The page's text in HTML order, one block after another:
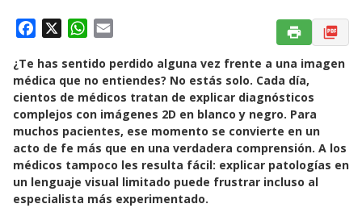
c
e
b
o
o
k
W
a
t
s
A
p
p
a
i
l
¿Te has sentido perdido alguna vez frente a una imagen
médica que no entiendes? No estás solo. Cada día,
cientos de médicos tratan de explicar diagnósticos
complejos con imágenes 2D en blanco y negro. Para
muchos pacientes, ese momento se convierte en un
acto de fe más que en una verdadera comprensión. A los
médicos tampoco les resulta fácil: explicar patologías en
un lenguaje visual limitado puede frustrar incluso al
especialista más experimentado.